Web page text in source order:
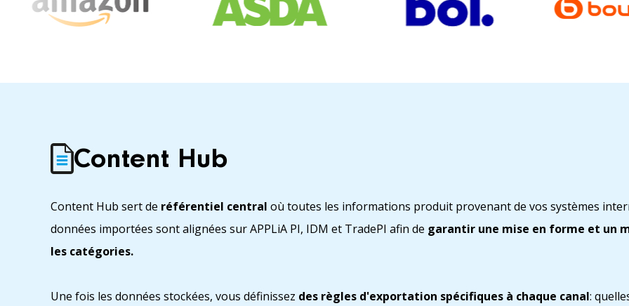
Content Hub
Content Hub sert de référentiel central où toutes les informations produit provenant de vos systèmes
données importées sont alignées sur APPLiA PI, IDM et TradePI afin de garantir une mise en forme et un
les catégories.
Une fois les données stockées, vous définissez des règles d'exportation spécifiques à chaque canal: